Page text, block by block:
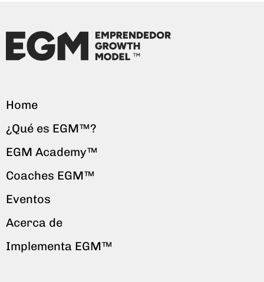
Home
¿Qué es EGM™?
EGM Academy™
Coaches EGM™
Eventos
Acerca de
Implementa EGM™